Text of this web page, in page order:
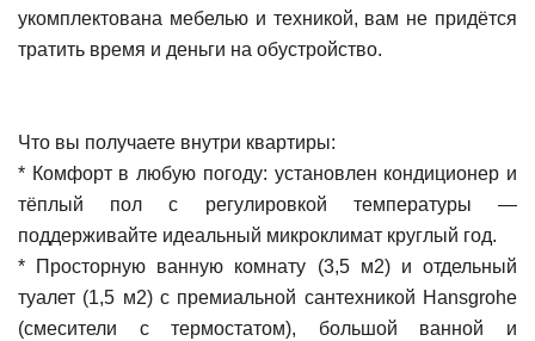
укомплектована мебелью и техникой, вам не придётся
тратить время и деньги на обустройство.
Что вы получаете внутри квартиры:
* Комфорт в любую погоду: установлен кондиционер и
тёплый пол с регулировкой температуры —
поддерживайте идеальный микроклимат круглый год.
* Просторную ванную комнату (3,5 м2) и отдельный
туалет (1,5 м2) с премиальной сантехникой Hansgrohe
(смесители с термостатом), большой ванной и